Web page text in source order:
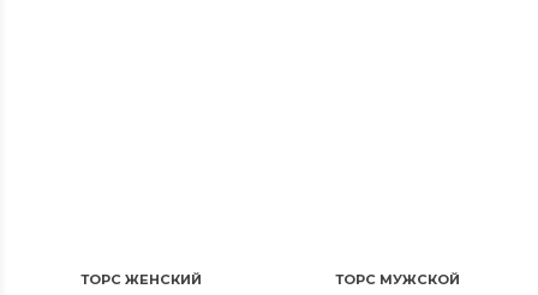
ТОРС ЖЕНСКИЙ ТОРС МУЖСКОЙ